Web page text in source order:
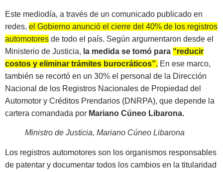
Este mediodía, a través de un comunicado publicado en
redes, el Gobierno anunció el cierre del 40% de los registros
automotores de todo el país. Según argumentaron desde el
Ministerio de Justicia, la medida se tomó para “reducir
costos y eliminar trámites burocráticos”. En ese marco,
también se recortó en un 30% el personal de la Dirección
Nacional de los Registros Nacionales de Propiedad del
Automotor y Créditos Prendarios (DNRPA), que depende la
cartera comandada por Mariano Cúneo Libarona.
Ministro de Justicia, Mariano Cúneo Libarona
Los registros automotores son los organismos responsables
de patentar y documentar todos los cambios en la titularidad